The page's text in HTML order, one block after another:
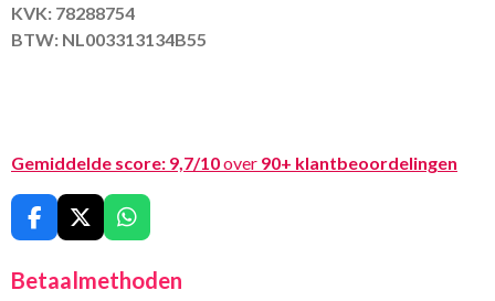
KVK: 78288754
BTW: NL003313134B55
Gemiddelde score: 9,7/10over 90+ klantbeoordelingen
F
a
c
e
X
W
h
t
Betaalmethoden